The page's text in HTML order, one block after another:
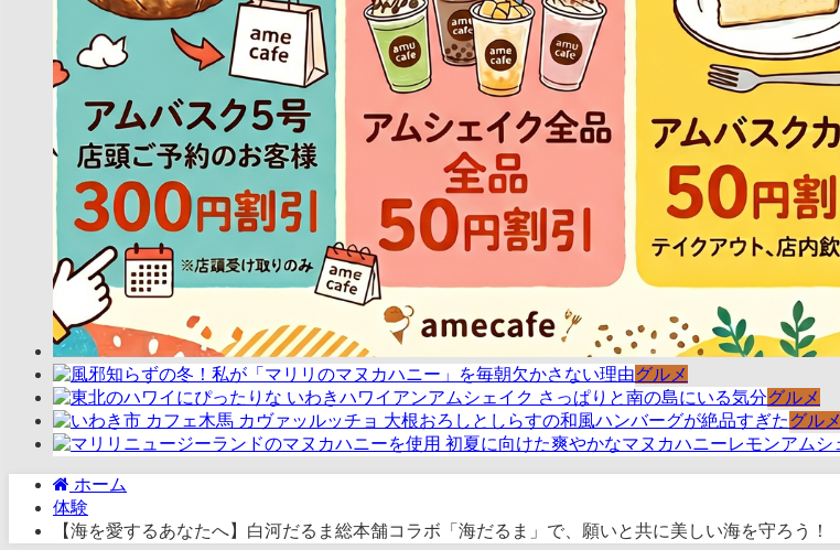
グルメ
グルメ
グルメ
ホーム
体験
【海を愛するあなたへ】白河だるま総本舗コラボ「海だるま」で、願いと共に美しい海を守ろう！